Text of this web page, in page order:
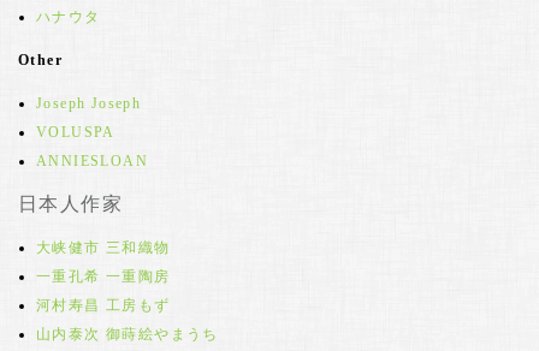
ハナウタ
Other
Joseph Joseph
VOLUSPA
ANNIESLOAN
日本人作家
大峡健市 三和織物
一重孔希 一重陶房
河村寿昌 工房もず
山内泰次 御蒔絵やまうち